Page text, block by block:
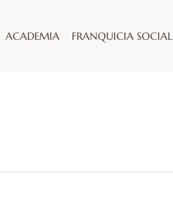
ACADEMIA FRANQUICIA SOCIAL